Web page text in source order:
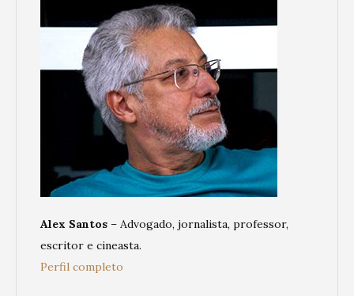
Alex Santos – Advogado, jornalista, professor,
escritor e cineasta.
Perfil completo